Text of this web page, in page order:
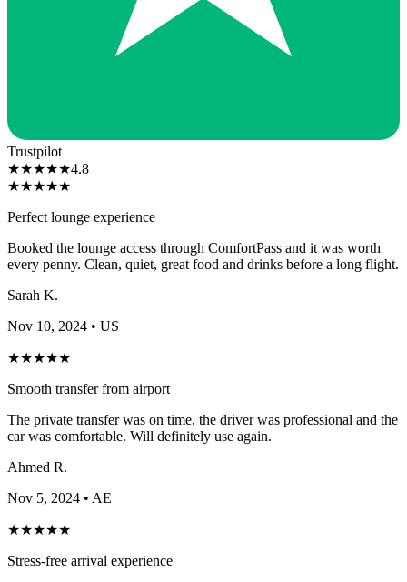
Trustpilot
★★★★★4.8
★★★★★
Perfect lounge experience
Booked the lounge access through ComfortPass and it was worth
every penny. Clean, quiet, great food and drinks before a long flight.
Sarah K.
Nov 10, 2024 • US
★★★★★
Smooth transfer from airport
The private transfer was on time, the driver was professional and the
car was comfortable. Will definitely use again.
Ahmed R.
Nov 5, 2024 • AE
★★★★★
Stress-free arrival experience